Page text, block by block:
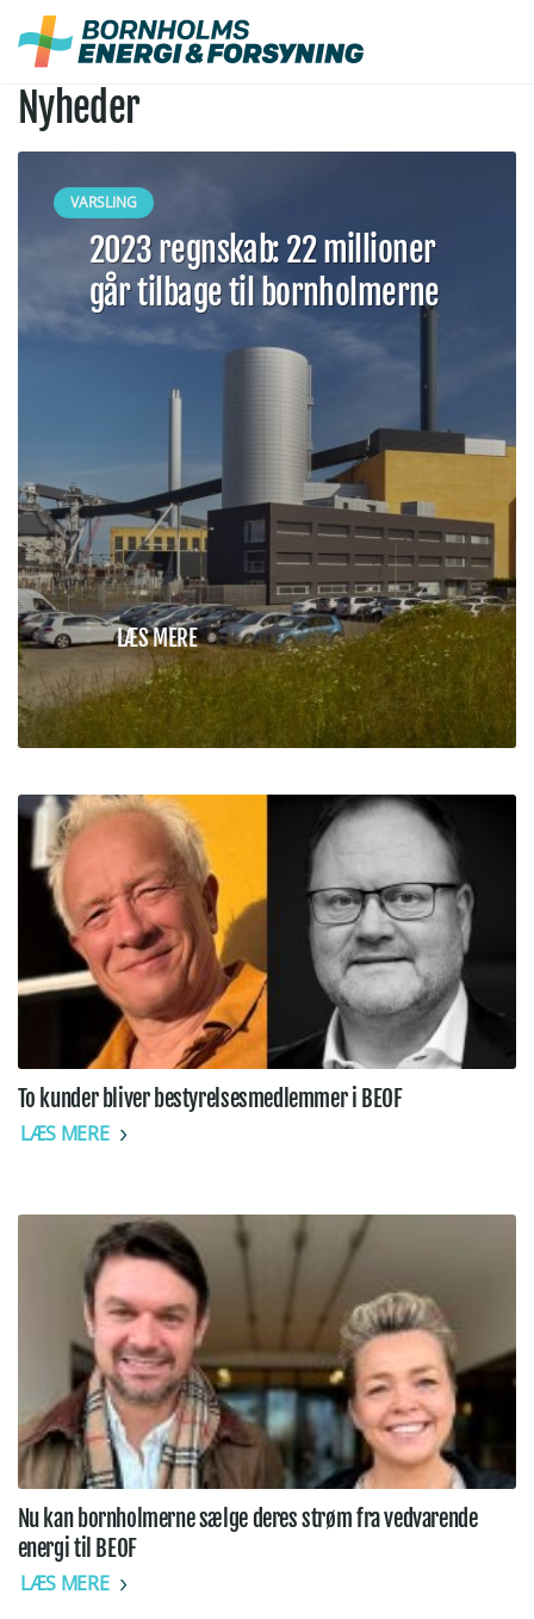
Fortsæt
indhold
Nyheder
VARSLING
2023 regnskab: 22 millioner
går tilbage til bornholmerne
LÆS MERE
To kunder bliver bestyrelsesmedlemmer i BEOF
LÆS MERE
Nu kan bornholmerne sælge deres strøm fra vedvarende
energi til BEOF
LÆS MERE